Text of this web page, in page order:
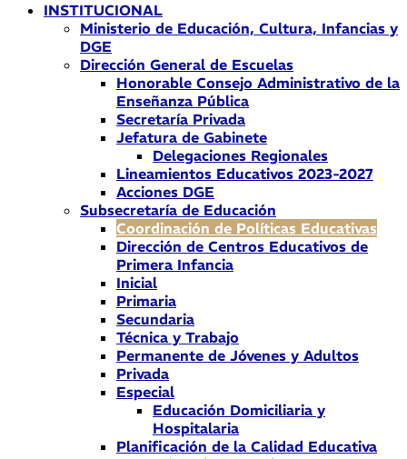
INSTITUCIONAL
Ministerio de Educación, Cultura, Infancias y
DGE
Dirección General de Escuelas
Honorable Consejo Administrativo de la
Enseñanza Pública
Secretaría Privada
Jefatura de Gabinete
Delegaciones Regionales
Lineamientos Educativos 2023-2027
Acciones DGE
Subsecretaría de Educación
Coordinación de Políticas Educativas
Dirección de Centros Educativos de
Primera Infancia
Inicial
Primaria
Secundaria
Técnica y Trabajo
Permanente de Jóvenes y Adultos
Privada
Especial
Educación Domiciliaria y
Hospitalaria
Planificación de la Calidad Educativa